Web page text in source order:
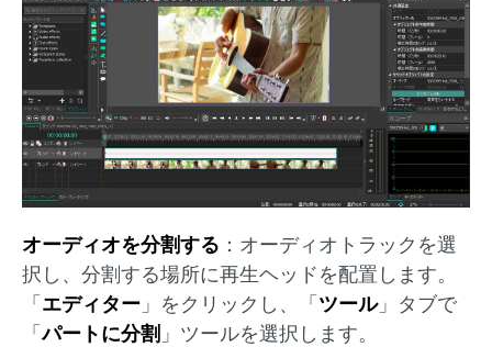
オーディオを分割する ：オーディオトラックを選
択し、分割する場所に再生ヘッドを配置します。
「 エディター 」をクリックし、「 ツール」タブで
「パートに分割 」ツールを選択します。